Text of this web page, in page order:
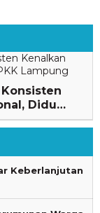
Didu…
Keberlanjutan